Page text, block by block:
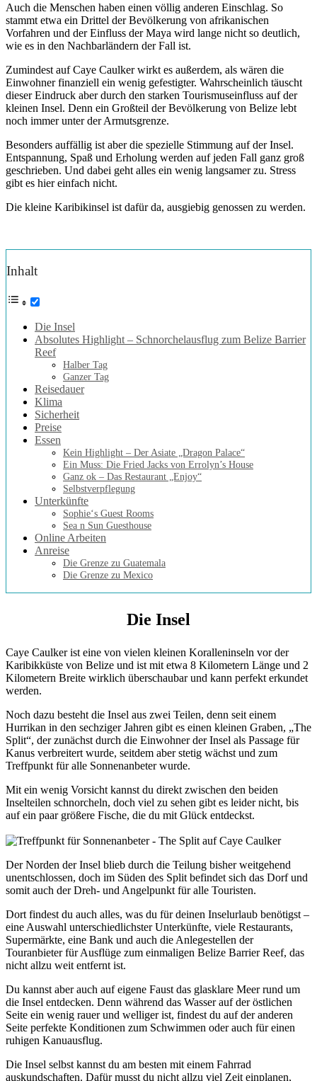
Auch die Menschen haben einen völlig anderen Einschlag. So
stammt etwa ein Drittel der Bevölkerung von afrikanischen
Vorfahren und der Einfluss der Maya wird lange nicht so deutlich,
wie es in den Nachbarländern der Fall ist.
Zumindest auf Caye Caulker wirkt es außerdem, als wären die
Einwohner finanziell ein wenig gefestigter. Wahrscheinlich täuscht
dieser Eindruck aber durch den starken Tourismuseinfluss auf der
kleinen Insel. Denn ein Großteil der Bevölkerung von Belize lebt
noch immer unter der Armutsgrenze.
Besonders auffällig ist aber die spezielle Stimmung auf der Insel.
Entspannung, Spaß und Erholung werden auf jeden Fall ganz groß
geschrieben. Und dabei geht alles ein wenig langsamer zu. Stress
gibt es hier einfach nicht.
Die kleine Karibikinsel ist dafür da, ausgiebig genossen zu werden.
Inhalt
Die Insel
Absolutes Highlight – Schnorchelausflug zum Belize Barrier
Reef
Halber Tag
Ganzer Tag
Reisedauer
Klima
Sicherheit
Preise
Essen
Kein Highlight – Der Asiate „Dragon Palace“
Ein Muss: Die Fried Jacks von Errolyn’s House
Ganz ok – Das Restaurant „Enjoy“
Selbstverpflegung
Unterkünfte
Sophie‘s Guest Rooms
Sea n Sun Guesthouse
Online Arbeiten
Anreise
Die Grenze zu Guatemala
Die Grenze zu Mexico
Die Insel
Caye Caulker ist eine von vielen kleinen Koralleninseln vor der
Karibikküste von Belize und ist mit etwa 8 Kilometern Länge und 2
Kilometern Breite wirklich überschaubar und kann perfekt erkundet
werden.
Noch dazu besteht die Insel aus zwei Teilen, denn seit einem
Hurrikan in den sechziger Jahren gibt es einen kleinen Graben, „The
Split“, der zunächst durch die Einwohner der Insel als Passage für
Kanus verbreitert wurde, seitdem aber stetig wächst und zum
Treffpunkt für alle Sonnenanbeter wurde.
Mit ein wenig Vorsicht kannst du direkt zwischen den beiden
Inselteilen schnorcheln, doch viel zu sehen gibt es leider nicht, bis
auf ein paar größere Fische, die du mit Glück entdeckst.
Der Norden der Insel blieb durch die Teilung bisher weitgehend
unentschlossen, doch im Süden des Split befindet sich das Dorf und
somit auch der Dreh- und Angelpunkt für alle Touristen.
Dort findest du auch alles, was du für deinen Inselurlaub benötigst –
eine Auswahl unterschiedlichster Unterkünfte, viele Restaurants,
Supermärkte, eine Bank und auch die Anlegestellen der
Touranbieter für Ausflüge zum einmaligen Belize Barrier Reef, das
nicht allzu weit entfernt ist.
Du kannst aber auch auf eigene Faust das glasklare Meer rund um
die Insel entdecken. Denn während das Wasser auf der östlichen
Seite ein wenig rauer und welliger ist, findest du auf der anderen
Seite perfekte Konditionen zum Schwimmen oder auch für einen
ruhigen Kanuausflug.
Die Insel selbst kannst du am besten mit einem Fahrrad
auskundschaften. Dafür musst du nicht allzu viel Zeit einplanen,